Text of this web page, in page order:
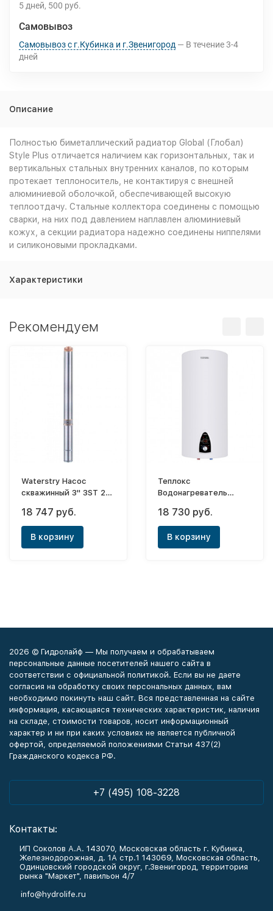
5 дней 500 руб.
Самовывоз
Самовывоз с г.Кубинка и г.Звенигород В течение3-4
дней
Описание
Полностью биметаллический радиатор Global (Глобал)
Style Plus отличается наличием как горизонтальных, так и
вертикальных стальных внутренних каналов, по которым
протекает теплоноситель, не контактируя с внешней
алюминиевой оболочкой, обеспечивающей высокую
теплоотдачу. Стальные коллектора соединены с помощью
сварки, на них под давлением наплавлен алюминиевый
кожух, а секции радиатора надежно соединены ниппелями
и силиконовыми прокладками.
Характеристики
Рекомендуем
Waterstry Насос
скважинный 3" 3ST 2-
Hz
18 747 руб.
В корзину
Теплокс
Водонагреватель
ЭНВ-100 (нерж.)
18 730 руб.
В корзину
2026 © Гидролайф — Мы получаем и обрабатываем
персональные данные посетителей нашего сайта в
соответствии с официальной политикой. Если вы не даете
согласия на обработку своих персональных данных, вам
необходимо покинуть наш сайт. Вся представленная на сайте
информация, касающаяся технических характеристик, наличия
на складе, стоимости товаров, носит информационный
характер и ни при каких условиях не является публичной
офертой, определяемой положениями Статьи 437(2)
Гражданского кодекса РФ.
+7 (495) 108-3228
Контакты:
ИП Соколов А.А. 143070, Московская область г. Кубинка,
Железнодорожная, д. 1А стр.1 143069, Московская область,
Одинцовский городской округ, г.Звенигород, территория
рынка "Маркет", павильон 4/7
info@hydrolife.ru